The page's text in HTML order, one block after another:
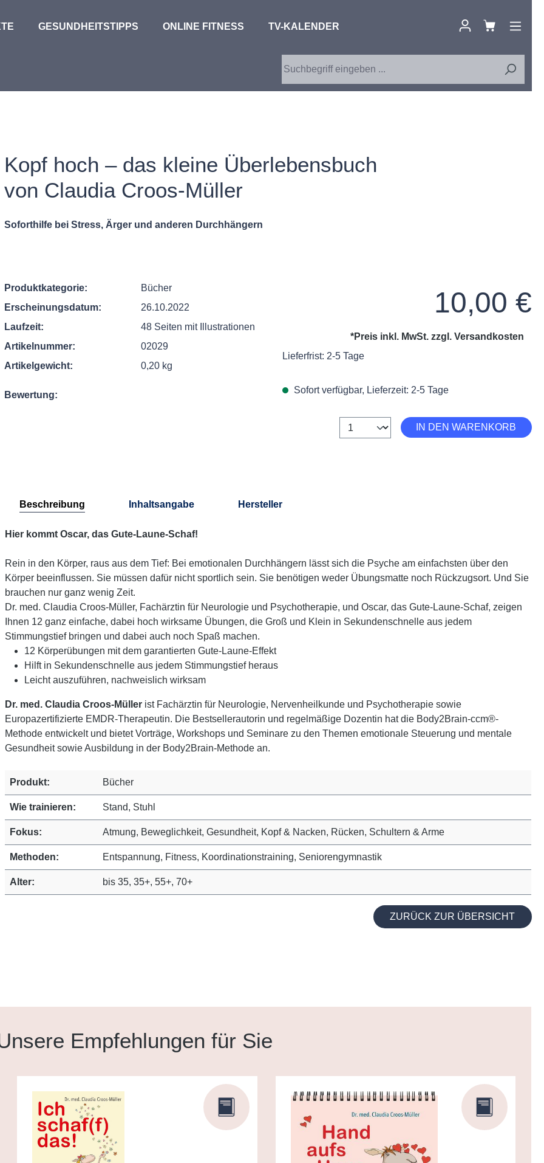
GESUNDHEITSTIPPS ONLINE FITNESS TV-KALENDER
Kopf hoch – das kleine Überlebensbuch
von Claudia Croos-Müller
Soforthilfe bei Stress, Ärger und anderen Durchhängern
Produktkategorie:
Bücher
Erscheinungsdatum:
26.10.2022
Laufzeit:
48 Seiten mit Illustrationen
Artikelnummer:
02029
Artikelgewicht:
0,20 kg
Bewertung:
10,00 €
*Preis inkl. MwSt. zzgl. Versandkosten
Lieferfrist: 2-5 Tage
Sofort verfügbar, Lieferzeit: 2-5 Tage
Anzahl IN DEN WARENKORB
Beschreibung Inhaltsangabe Hersteller
Hier kommt Oscar, das Gute-Laune-Schaf!
Rein in den Körper, raus aus dem Tief: Bei emotionalen Durchhängern lässt sich die Psyche am einfachsten über den
Körper beeinflussen. Sie müssen dafür nicht sportlich sein. Sie benötigen weder Übungsmatte noch Rückzugsort. Und Sie
brauchen nur ganz wenig Zeit.
Dr. med. Claudia Croos-Müller, Fachärztin für Neurologie und Psychotherapie, und Oscar, das Gute-Laune-Schaf, zeigen
Ihnen 12 ganz einfache, dabei hoch wirksame Übungen, die Groß und Klein in Sekundenschnelle aus jedem
Stimmungstief bringen und dabei auch noch Spaß machen.
12 Körperübungen mit dem garantierten Gute-Laune-Effekt
Hilft in Sekundenschnelle aus jedem Stimmungstief heraus
Leicht auszuführen, nachweislich wirksam
Dr. med. Claudia Croos-Müllerist Fachärztin für Neurologie, Nervenheilkunde und Psychotherapie sowie
Europazertifizierte EMDR-Therapeutin. Die Bestsellerautorin und regelmäßige Dozentin hat die Body2Brain-ccm®-
Methode entwickelt und bietet Vorträge, Workshops und Seminare zu den Themen emotionale Steuerung und mentale
Gesundheit sowie Ausbildung in der Body2Brain-Methode an.
Produkt: Bücher
Wie trainieren: Stand, Stuhl
Fokus: Atmung, Beweglichkeit, Gesundheit, Kopf & Nacken, Rücken, Schultern & Arme
Methoden: Entspannung, Fitness, Koordinationstraining, Seniorengymnastik
Alter: bis 35, 35+, 55+, 70+
ZURÜCK ZUR ÜBERSICHT
Empfehlungen für Sie